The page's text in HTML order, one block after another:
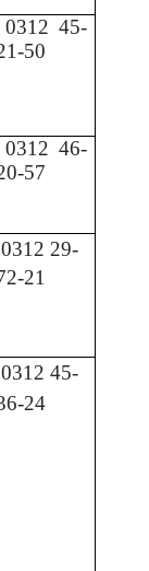
0312 45-
50
0312 46-
57
0312 29-
21
031245-
24